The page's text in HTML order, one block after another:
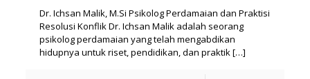
Dr. Ichsan Malik, M.Si Psikolog Perdamaian dan Praktisi
Resolusi Konflik Dr. Ichsan Malik adalah seorang
psikolog perdamaian yang telah mengabdikan
hidupnya untuk riset, pendidikan, dan praktik[…]